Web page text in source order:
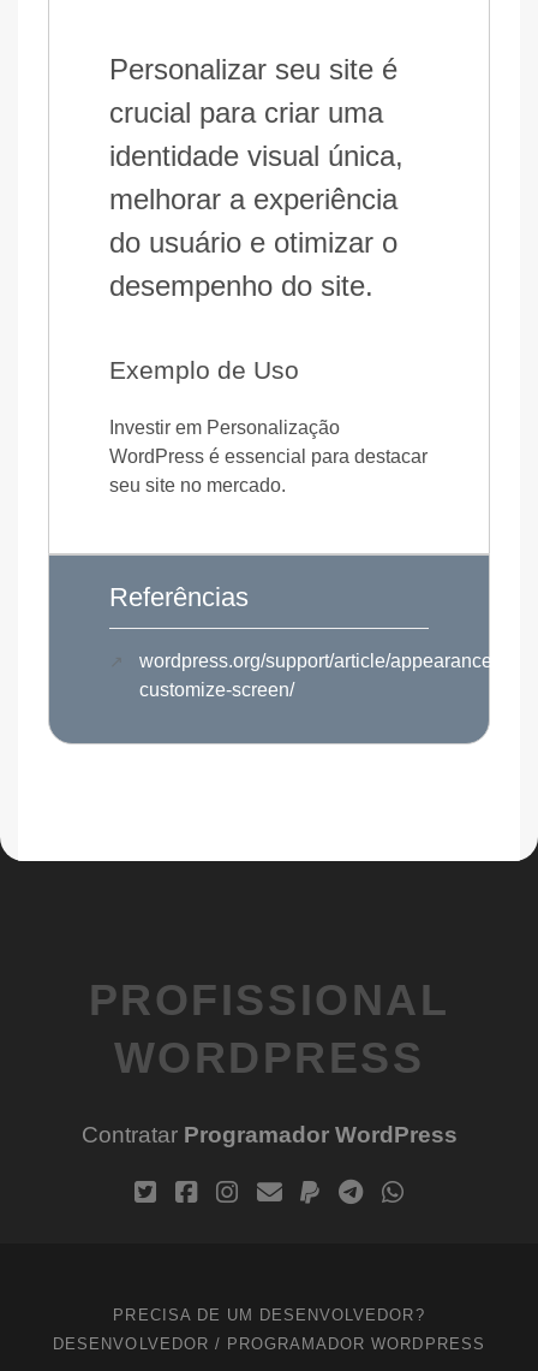
Personalizar seu site é
crucial para criar uma
identidade visual única,
melhorar a experiência
do usuário e otimizar o
desempenho do site.
Exemplo de Uso
Investir em Personalização
WordPress é essencial para destacar
seu site no mercado.
Referências
wordpress.org/support/article/appearance-
customize-screen/
PROFISSIONAL
WORDPRESS
Contratar Programador WordPress
PRECISA DE UM DESENVOLVEDOR?
DESENVOLVEDOR / PROGRAMADOR WORDPRESS